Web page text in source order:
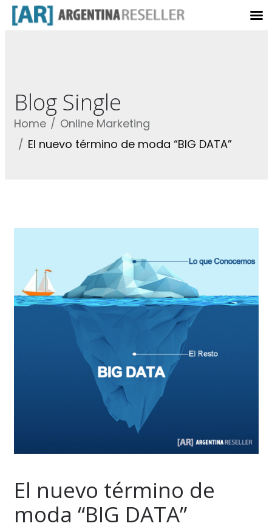
Blog Single
Home
Online Marketing
El nuevo término de moda “BIG DATA”
El nuevo término de
moda “BIG DATA”